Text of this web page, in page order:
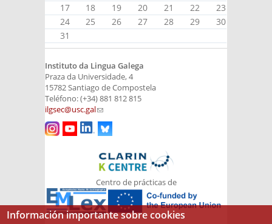
17
18 19 20 21 22
23
24
25 26 27 28 29
30
31
Instituto da Lingua Galega
Praza da Universidade, 4
15782 Santiago de Compostela
Teléfono: (+34) 881 812 815
ilgsec@usc.gal(link sends e-mail)
Centro de prácticas de
Información importante sobre cookies